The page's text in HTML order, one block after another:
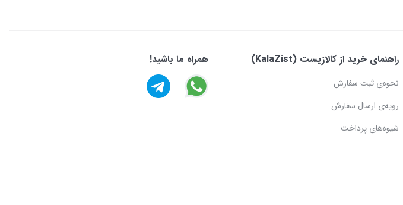
راهنمای خرید از کالازیست (KalaZist)
نحوه‌ی ثبت سفارش
رویه‌ی ارسال سفارش
شیوه‌های پرداخت
همراه ما باشید!